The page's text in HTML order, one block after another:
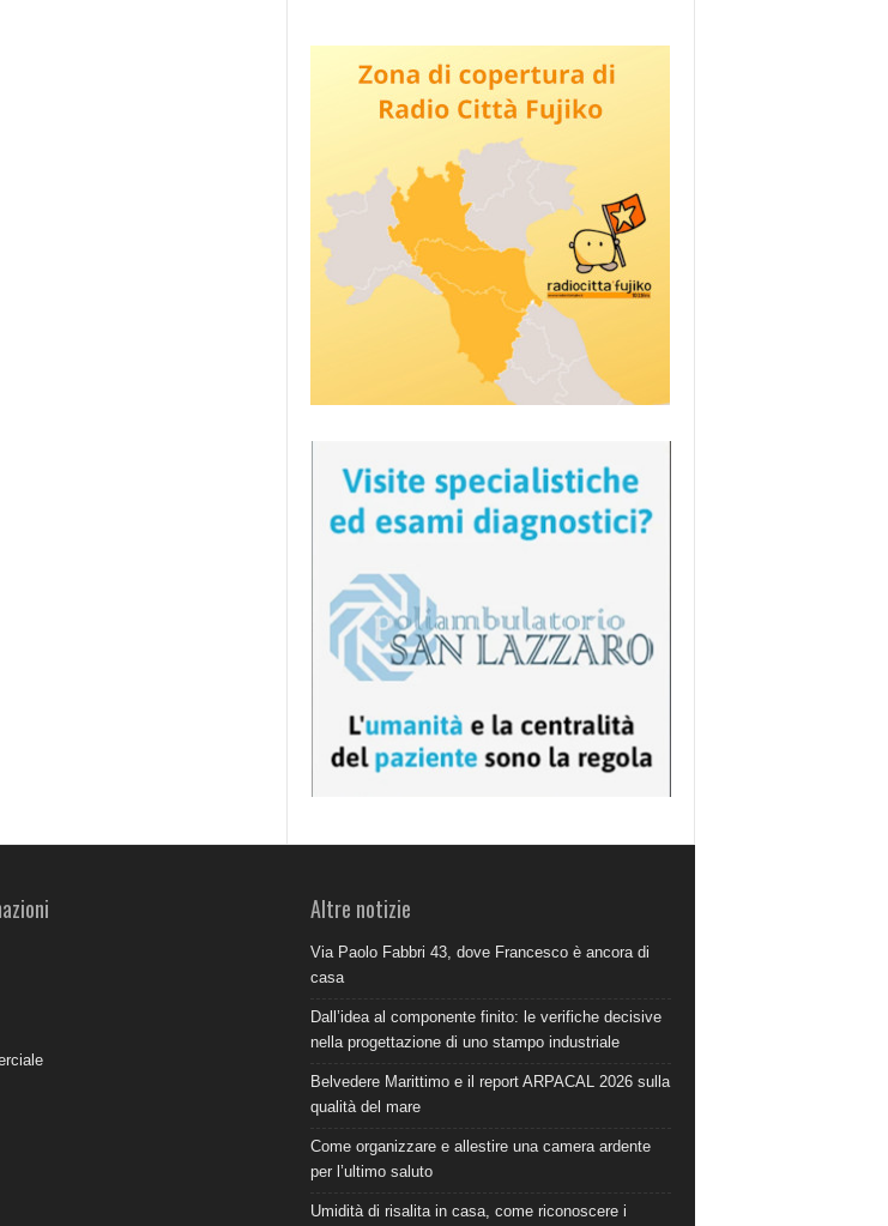
Altre notizie
Via Paolo Fabbri 43, dove Francesco è ancora di
casa
Dall’idea al componente finito: le verifiche decisive
nella progettazione di uno stampo industriale
Belvedere Marittimo e il report ARPACAL 2026 sulla
qualità del mare
Come organizzare e allestire una camera ardente
per l’ultimo saluto
Umidità di risalita in casa, come riconoscere i